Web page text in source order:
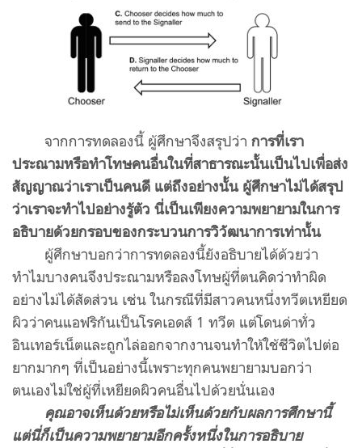
จากการทดลองนี้ ผู้ศึกษาจึงสรุปว่า การที่เรา
ประณามหรือทำโทษคนอื่นในที่สาธารณะนั้นเป็นไปเพื่อส่ง
สัญญาณว่าเราเป็นคนดี แต่ถึงอย่างนั้น ผู้ศึกษาไม่ได้สรุป
ว่าเราจะทำไปอย่างรู้ตัว นี่เป็นเพียงความพยายามในการ
อธิบายด้วยกรอบของกระบวนการวิวัฒนาการเท่านั้น
ผู้ศึกษาบอกว่าการทดลองนี้ยังอธิบายได้ด้วยว่า
ทำไมบางคนจึงประณามหรือลงโทษผู้ที่ตนคิดว่าทำผิด
อย่างไม่ได้สัดส่วน เช่น ในกรณีที่มีสาวคนหนึ่งทวีตเหยียด
ผิวว่าคนแอฟริกันเป็นโรคเอดส์ 1 ทวีต แต่โดนด่าทั่ว
อินเทอร์เน็ตและถูกไล่ออกจากงานจนทำให้ใช้ชีวิตไปต่อ
ยากมากๆ ที่เป็นอย่างนี้เพราะทุกคนพยายามบอกว่า
ตนเองไม่ใช่ผู้ที่เหยียดผิวคนอื่นไปด้วยนั่นเอง
คุณอาจเห็นด้วยหรือไม่เห็นด้วยกับผลการศึกษานี้
แต่นี่ก็เป็นความพยายามอีกครั้งหนึ่งในการอธิบาย